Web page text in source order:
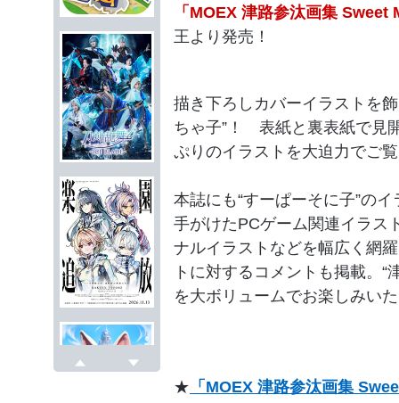
「MOEX 津路参汰画集 Sweet
王より発売！
描き下ろしカバーイラストを
ちゃ子”！ 表紙と裏表紙で見
ぷりのイラストを大迫力でご
本誌にも“すーぱーそに子”の
手がけたPCゲーム関連イラス
ナルイラストなどを幅広く網
トに対するコメントも掲載。
を大ボリュームでお楽しみい
★ 「MOEX 津路参汰画集